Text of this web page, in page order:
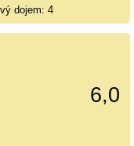
dojem: 4
6,0